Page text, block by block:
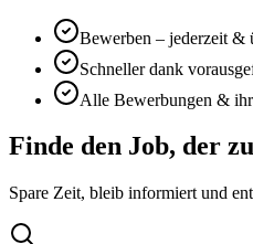
Bewerben – jederzeit &
Schneller dank
Alle Bewerbungen &
Finde den Job, der
Spare Zeit, bleib informiert und